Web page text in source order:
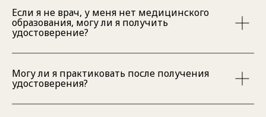
Если я не врач, у меня нет медицинского
образования, могу ли я получить
удостоверение?
Могу ли я практиковать после получения
удостоверения?